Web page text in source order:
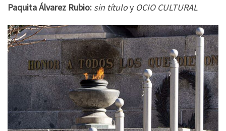
Paquita Álvarez Rubio: sin títuloy OCIO CULTURAL